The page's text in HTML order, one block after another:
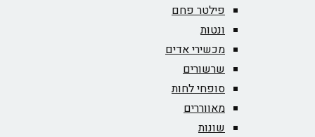
פילטר פחם
ונטות
מכשירי אדים
שרשורים
סופחי לחות
מאווררים
שונות